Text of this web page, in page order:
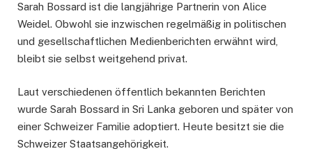
Sarah Bossard ist die langjährige Partnerin von Alice
Weidel. Obwohl sie inzwischen regelmäßig in politischen
und gesellschaftlichen Medienberichten erwähnt wird,
bleibt sie selbst weitgehend privat.
Laut verschiedenen öffentlich bekannten Berichten
wurde Sarah Bossard in Sri Lanka geboren und später von
einer Schweizer Familie adoptiert. Heute besitzt sie die
Schweizer Staatsangehörigkeit.